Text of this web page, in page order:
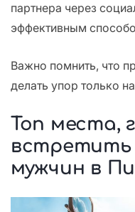
партнера через
эффективным
Важно помнить, что
делать упор только
Топ места,
встретить
мужчин в